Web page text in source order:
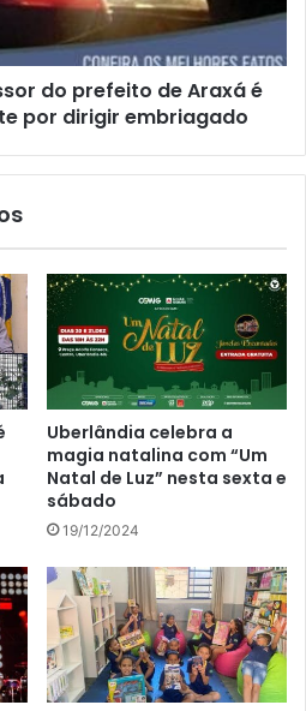
do prefeito de Araxá é
por dirigir embriagado
Uberlândia celebra a
magia natalina com “Um
Natal de Luz” nesta sexta e
sábado
19/12/2024